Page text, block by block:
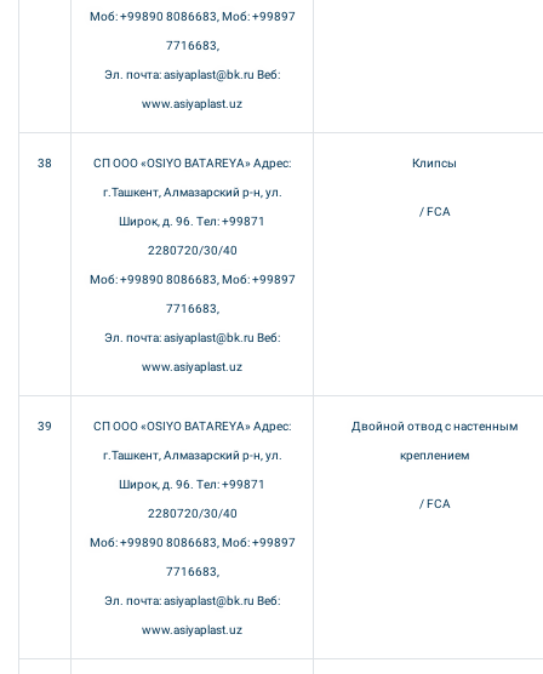
Моб: +99890 8086683, Моб: +99897
7716683,
Эл. почта: asiyaplast@bk.ru Веб:
www.asiyaplast.uz
38 СП ООО «OSIYO BATAREYA» Адрес:
г.Ташкент, Алмазарский р-н, ул.
Широк, д. 96. Тел: +99871
2280720/30/40
Моб: +99890 8086683, Моб: +99897
7716683,
Эл. почта: asiyaplast@bk.ru Веб:
www.asiyaplast.uz
Клипсы
/ FCA
39 СП ООО «OSIYO BATAREYA» Адрес:
г.Ташкент, Алмазарский р-н, ул.
Широк, д. 96. Тел: +99871
2280720/30/40
Моб: +99890 8086683, Моб: +99897
7716683,
Эл. почта: asiyaplast@bk.ru Веб:
www.asiyaplast.uz
Двойной отвод с настенным
креплением
/ FCA